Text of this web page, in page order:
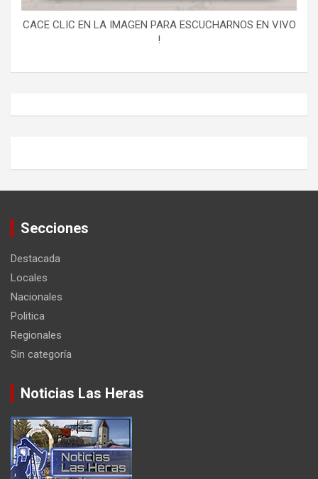
CACE CLIC EN LA IMAGEN PARA ESCUCHARNOS EN VIVO
!
Secciones
Destacada
Locales
Nacionales
Politica
Regionales
Sin categoría
Noticias Las Heras